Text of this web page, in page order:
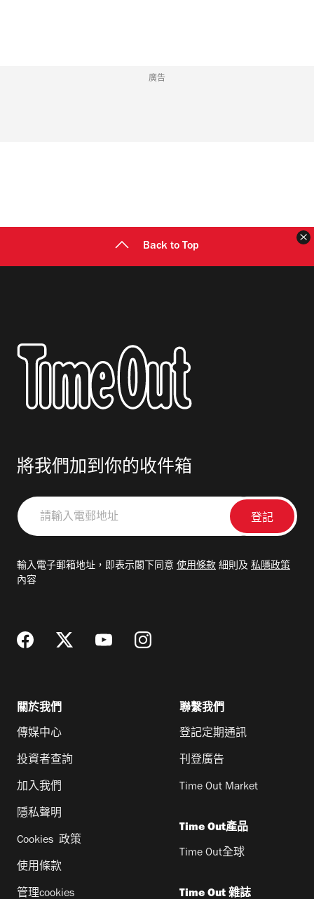
廣告
Back to Top
將我們加到你的收件箱
請
輸
郵
輸入電子郵箱地址，即表示閣下同意 使用條款 細則及 私隱政策
內容
關於我們
傳媒中心
投資者查詢
加入我們
隱私聲明
Cookies 政策
使用條款
管理cookies
聯繫我們
登記定期通訊
刊登廣告
Time Out Market
Time Out產品
Time Out全球
Time Out 雜誌